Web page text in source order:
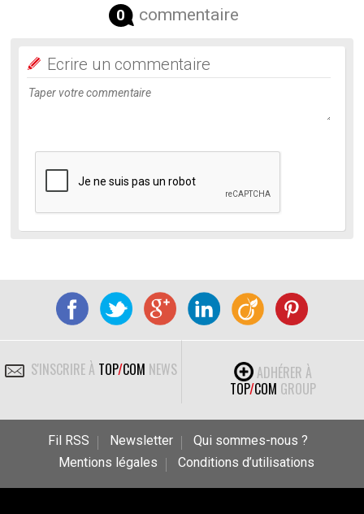
0 commentaire
Ecrire un commentaire
S'INSCRIRE À TOP/COM NEWS
ADHÉRER À
TOP/COM GROUP
Fil RSS Newsletter
Qui sommes-nous ?
Mentions légales
Conditions d’utilisations